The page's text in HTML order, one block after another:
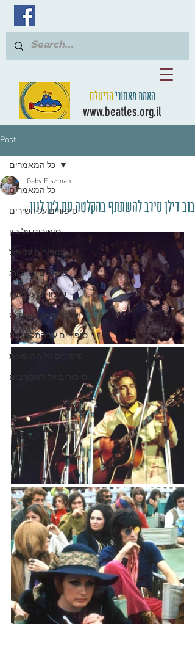
האמת מאחוריהביטלס
www.beatles.org.il
Post
כל המאמרים
סיפורים על השירים
סיפורים על ג'ון
סיפורים על פול
סיפורים על 'ג'ורג
סיפורים על רינגו
סיפורים על הביטלס
סיפורים על התקליטים
סיפורים על ההופעות
סיפורים על המקורבים
כל המאמרים
בוב דילן סירב להשתתף בהקלטה עם ג'ון לנון
Gaby Fiszman